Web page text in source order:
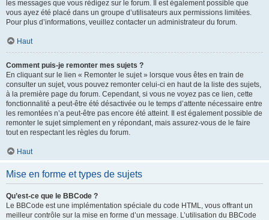
les messages que vous rédigez sur le forum. Il est également possible que
vous ayez été placé dans un groupe d’utilisateurs aux permissions limitées.
Pour plus d’informations, veuillez contacter un administrateur du forum.
Haut
Comment puis-je remonter mes sujets ?
En cliquant sur le lien « Remonter le sujet » lorsque vous êtes en train de
consulter un sujet, vous pouvez remonter celui-ci en haut de la liste des sujets,
à la première page du forum. Cependant, si vous ne voyez pas ce lien, cette
fonctionnalité a peut-être été désactivée ou le temps d’attente nécessaire entre
les remontées n’a peut-être pas encore été atteint. Il est également possible de
remonter le sujet simplement en y répondant, mais assurez-vous de le faire
tout en respectant les règles du forum.
Haut
Mise en forme et types de sujets
Qu’est-ce que le BBCode ?
Le BBCode est une implémentation spéciale du code HTML, vous offrant un
meilleur contrôle sur la mise en forme d’un message. L’utilisation du BBCode